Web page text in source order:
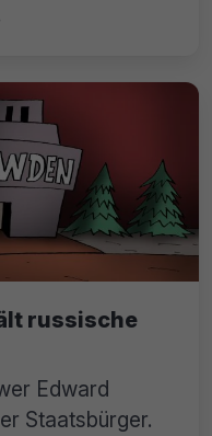
russische
Edward
Staatsbürger.